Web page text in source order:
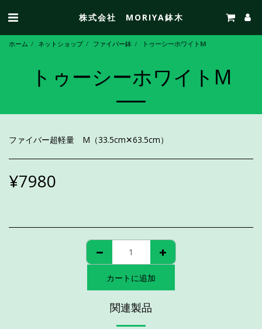
株式会社 MORIYA鉢木
ホーム ネットショップ ファイバー鉢 トゥーシーホワイトM
トゥーシーホワイトM
ファイバー超軽量 M（33.5cm✕63.5cm）
¥7980
カートに追加
関連製品